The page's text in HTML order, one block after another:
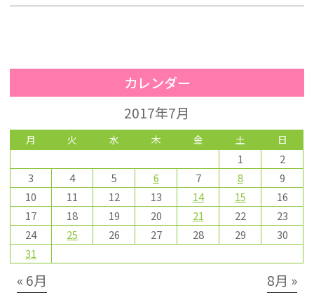
カレンダー
2017年7月
月 火 水 木 金 土 日
1
2
3
4 5 6 7 8
9
10
11 12 13 14 15
16
17
18 19 20 21 22
23
24
25 26 27 28 29
30
31
« 6月 8月 »